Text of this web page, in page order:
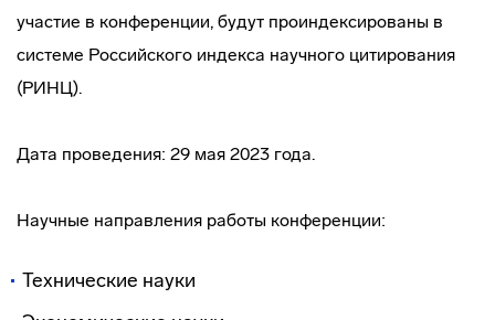
участие в конференции, будут проиндексированы в
системе Российского индекса научного цитирования
(РИНЦ).
Дата проведения: 29 мая 2023 года.
Научные направления работы конференции:
Технические науки